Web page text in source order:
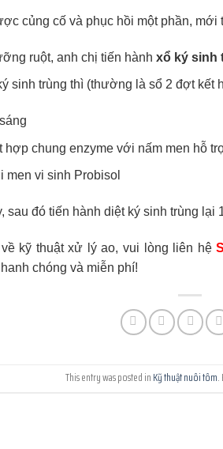
củng cố và phục hồi một phần, mới
ruột, anh chị tiến hành xổ ký sinh
sinh trùng thì (thường là sổ 2 đợt kết
hợp chung enzyme với nấm men hỗ
men vi sinh Probisol
sau đó tiến hành diệt ký sinh trùng lại
kỹ thuật xử lý ao, vui lòng liên hệ
chóng và miễn phí!
This entry was posted inKỹ thuật nuôi tôm.